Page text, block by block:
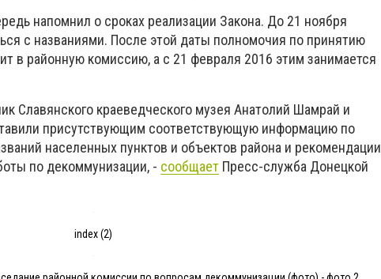
напомнил о сроках реализации Закона. До 21 ноября
с названиями. После этой даты полномочия по принятию
в районную комиссию, а с 21 февраля 2016 этим занимается
Славянского краеведческого музея Анатолий Шамрай и
присутствующим соответствующую информацию по
населенных пунктов и объектов района и рекомендации
по декоммунизации, - сообщает Пресс-служба Донецкой
index (2)